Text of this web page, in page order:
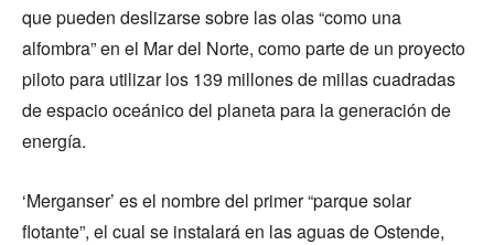
que pueden deslizarse sobre las olas “como una
alfombra” en el Mar del Norte, como parte de un proyecto
piloto para utilizar los 139 millones de millas cuadradas
de espacio oceánico del planeta para la generación de
energía.
‘Merganser’ es el nombre del primer “parque solar
flotante”, el cual se instalará en las aguas de Ostende,